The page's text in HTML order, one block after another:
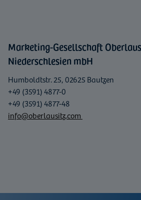
Marketing-Gesellschaft
Niederschlesien mbH
Humboldtstr. 25, 02625 Bautzen
+49 (3591) 4877-0
+49 (3591) 4877-48
info@oberlausitz.com